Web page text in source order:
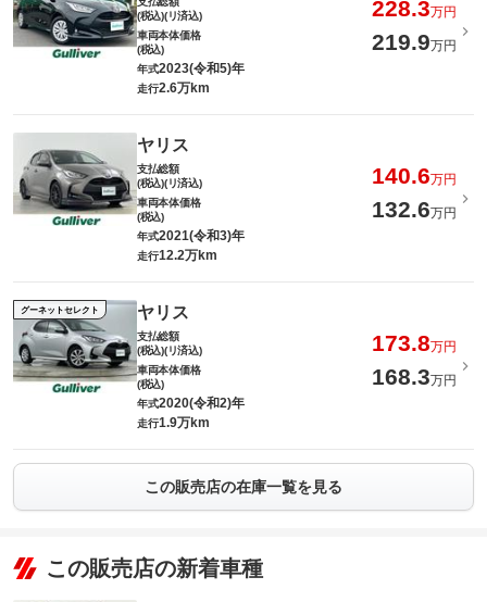
(税込)(リ済込)
228.3万円
車両本体価格
(税込)
219.9万円
年式2023(令和5)年
走行2.6万km
ヤリス
支払総額
(税込)(リ済込)
140.6万円
車両本体価格
(税込)
132.6万円
年式2021(令和3)年
走行12.2万km
グーネットセレクト ヤリス
支払総額
(税込)(リ済込)
173.8万円
車両本体価格
(税込)
168.3万円
年式2020(令和2)年
走行1.9万km
この販売店の在庫一覧を見る
この販売店の新着車種